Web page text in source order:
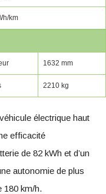
km
1632 mm
2210 kg
électrique haut
efficacité
de 82 kWh et d’un
autonomie de plus
180 km/h.